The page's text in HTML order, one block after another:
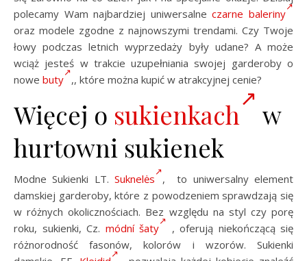
polecamy Wam najbardziej uniwersalneczarne baleriny
oraz modele zgodne z najnowszymi trendami. Czy Twoje
łowy podczas letnich wyprzedaży były udane? A może
wciąż jesteś w trakcie uzupełniania swojej garderoby o
nowe buty ,, które można kupić w atrakcyjnej cenie?
Więcej o sukienkach
w
hurtowni sukienek
Modne Sukienki LT.Suknelės
, to uniwersalny element
damskiej garderoby, które z powodzeniem sprawdzają się
w różnych okolicznościach. Bez względu na styl czy porę
roku, sukienki, Cz. módní šaty
, oferują niekończącą się
różnorodność fasonów, kolorów i wzorów. Sukienki